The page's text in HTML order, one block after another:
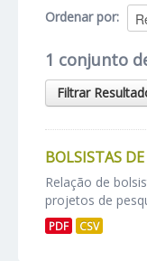
Ordenar por
1 conjunto
Filtrar
BOLSISTAS
Relação de
projetos de
PDF CSV